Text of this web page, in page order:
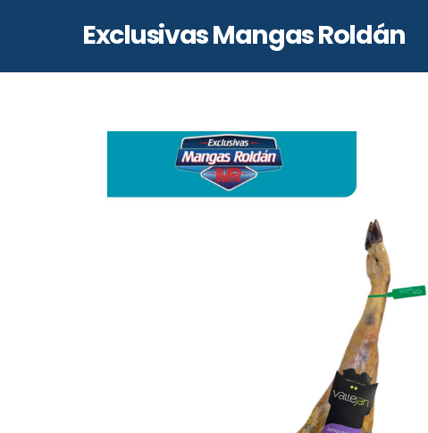
Exclusivas Mangas Roldán